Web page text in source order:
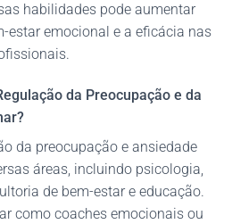
habilidades pode aumentar
estar emocional e a eficácia nas
da Preocupação e da
da preocupação e ansiedade
áreas, incluindo psicologia,
de bem-estar e educação.
como coaches emocionais ou